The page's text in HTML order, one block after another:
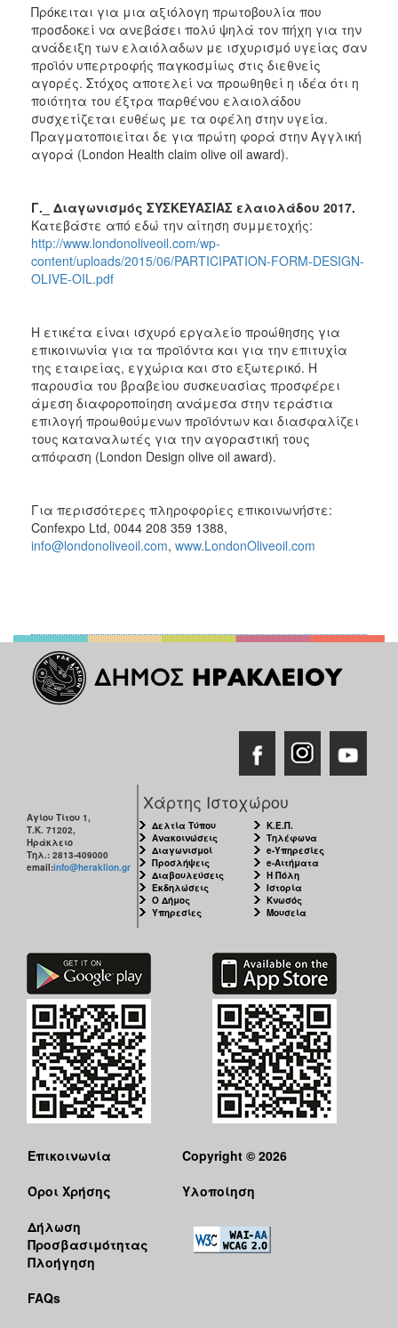
Πρόκειται για μια αξιόλογη πρωτοβουλία που
προσδοκεί να ανεβάσει πολύ ψηλά τον πήχη για την
ανάδειξη των ελαιόλαδων με ισχυρισμό υγείας σαν
προϊόν υπερτροφής παγκοσμίως στις διεθνείς
αγορές. Στόχος αποτελεί να προωθηθεί η ιδέα ότι η
ποιότητα του έξτρα παρθένου ελαιολάδου
συσχετίζεται ευθέως με τα οφέλη στην υγεία.
Πραγματοποιείται δε για πρώτη φορά στην Αγγλική
αγορά (London Health claim olive oil award).
Γ._ Διαγωνισμός ΣΥΣΚΕΥΑΣΙΑΣ ελαιολάδου 2017.
Κατεβάστε από εδώ την αίτηση συμμετοχής:
http://www.londonoliveoil.com/wp-
content/uploads/2015/06/PARTICIPATION-FORM-DESIGN-
OLIVE-OIL.pdf
Η ετικέτα είναι ισχυρό εργαλείο προώθησης για
επικοινωνία για τα προϊόντα και για την επιτυχία
της εταιρείας, εγχώρια και στο εξωτερικό. Η
παρουσία του βραβείου συσκευασίας προσφέρει
άμεση διαφοροποίηση ανάμεσα στην τεράστια
επιλογή προωθούμενων προϊόντων και διασφαλίζει
τους καταναλωτές για την αγοραστική τους
απόφαση (London Design olive oil award).
Για περισσότερες πληροφορίες επικοινωνήστε:
Confexpo Ltd, 0044 208 359 1388,
info@londonoliveoil.com, www.LondonOliveoil.com
Αγίου Τίτου 1,
Τ.Κ. 71202,
Ηράκλειο
Τηλ.: 2813-409000
email:info@heraklion.gr
Χάρτης Ιστοχώρου
Δελτία Τύπου
Ανακοινώσεις
Διαγωνισμοί
Προσλήψεις
Διαβουλεύσεις
Εκδηλώσεις
Ο Δήμος
Υπηρεσίες
Κ.Ε.Π.
Τηλέφωνα
e-Υπηρεσίες
e-Αιτήματα
Η Πόλη
Ιστορία
Κνωσός
Μουσεία
Επικοινωνία
Όροι Χρήσης
Δήλωση
Προσβασιμότητας
Πλοήγηση
FAQs
Copyright © 2026
Υλοποίηση